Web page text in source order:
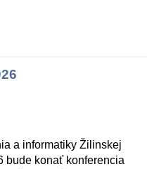
a informatiky Žilinskej
bude konať konferencia